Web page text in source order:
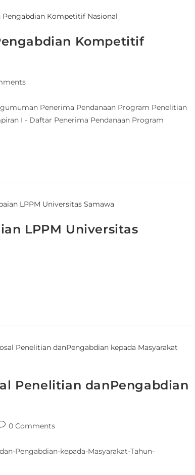
Kompetitif
Penerima Pendanaan Program Penelitian
I - Daftar Penerima Pendanaan Program
LPPM Universitas
Penelitian danPengabdian
0 Comments
Pengabdian-kepada-Masyarakat-Tahun-